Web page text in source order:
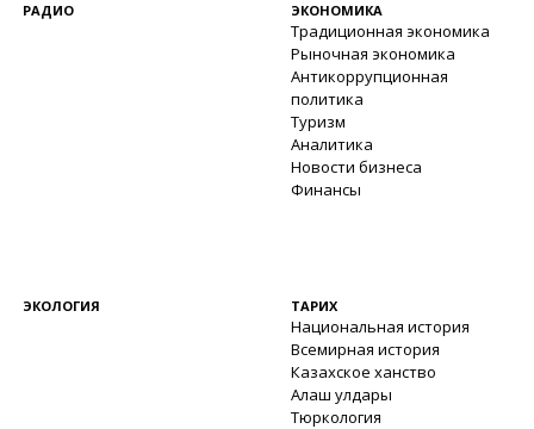
РАДИО ЭКОНОМИКА
Традиционная экономика
Рыночная экономика
Антикоррупционная
политика
Туризм
Аналитика
Новости бизнеса
Финансы
ЭКОЛОГИЯ ТАРИХ
Национальная история
Всемирная история
Казахское ханство
Алаш улдары
Тюркология